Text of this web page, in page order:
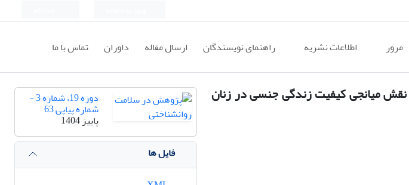
مرور اطلاعات نشریه راهنمای نویسندگان ارسال مقاله داوران تماس با ما
نقش میانجی کیفیت زندگی جنسی در زنان دوره 19، شماره 3 -
شماره پیاپی 63
پاییز 1404
فایل ها